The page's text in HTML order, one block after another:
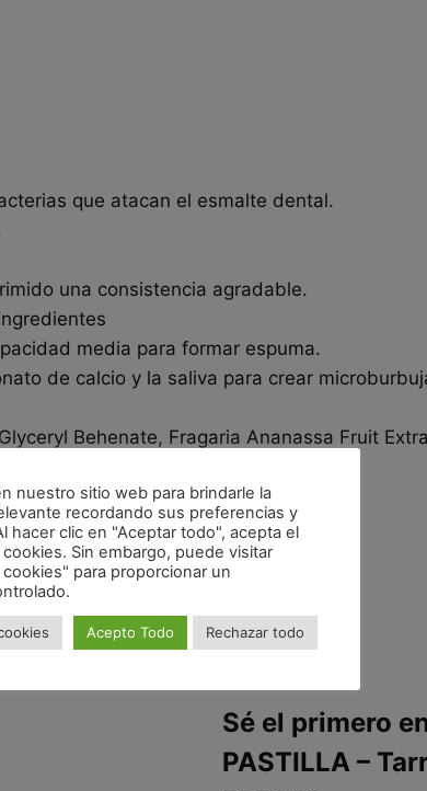
que atacan el esmalte dental.
una consistencia agradable.
media para formar espuma.
de calcio y la saliva para crear
Behenate, Fragaria Ananassa Fruit
ecológica.
Sé el primero
PASTILLA –
nuestro sitio web para brindarle la
recordando sus preferencias y
hacer clic en "Aceptar todo", acepta el
cookies. Sin embargo, puede visitar
para proporcionar un
Acepto Todo Rechazar todo